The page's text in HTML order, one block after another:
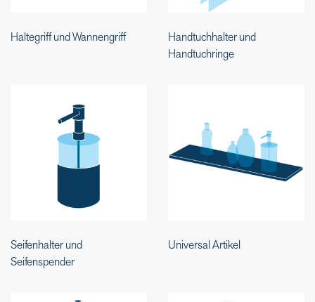
Haltegriff und Wannengriff
Handtuchhalter und
Handtuchringe
Seifenhalter und
Seifenspender
Universal Artikel